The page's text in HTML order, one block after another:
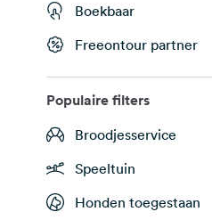
Boekbaar
Freeontour partner
Populaire filters
Broodjesservice
Speeltuin
Honden toegestaan